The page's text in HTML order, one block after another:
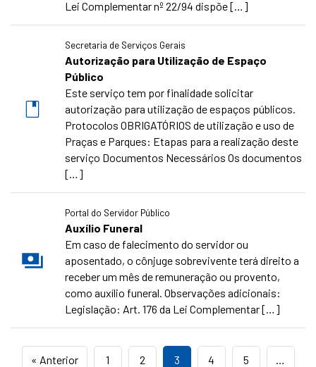
Lei Complementar nº 22/94 dispõe […]
Secretaria de Serviços Gerais
Autorização para Utilização de Espaço
Público
Este serviço tem por finalidade solicitar
autorização para utilização de espaços públicos.
Protocolos OBRIGATÓRIOS de utilização e uso de
Praças e Parques: Etapas para a realização deste
serviço Documentos Necessários Os documentos
[…]
Portal do Servidor Público
Auxílio Funeral
Em caso de falecimento do servidor ou
aposentado, o cônjuge sobrevivente terá direito a
receber um mês de remuneração ou provento,
como auxílio funeral. Observações adicionais:
Legislação: Art. 176 da Lei Complementar […]
« Anterior 1 2 3 4 5 …